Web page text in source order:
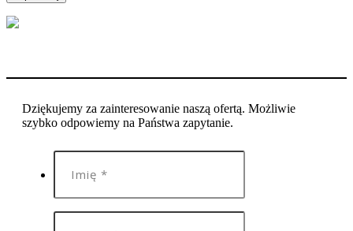
Dziękujemy za zainteresowanie naszą ofertą. Możliwie
szybko odpowiemy na Państwa zapytanie.